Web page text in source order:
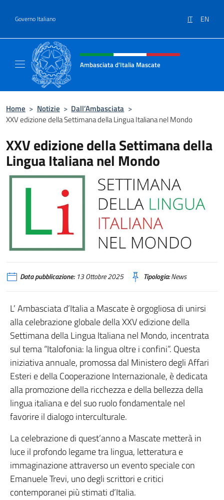
Governo Italiano IT EN
Intestazione sito, social e menù
Ambasciata d'Italia Mascate
Home > Notizie > Dall’Ambasciata >
XXV edizione della Settimana della Lingua Italiana nel Mondo
XXV edizione della Settimana della
Lingua Italiana nel Mondo
Data pubblicazione:13 Ottobre 2025 Tipologia:News
L’ Ambasciata d’Italia a Mascate è orgogliosa di unirsi
alla celebrazione globale della XXV edizione della
Settimana della Lingua Italiana nel Mondo, incentrata
sul tema “Italofonia: la lingua oltre i confini”. Questa
iniziativa annuale, promossa dal Ministero degli Affari
Esteri e della Cooperazione Internazionale, è dedicata
alla promozione della ricchezza e della bellezza della
lingua italiana e del suo ruolo fondamentale nel
favorire il dialogo interculturale.
La celebrazione di quest’anno a Mascate metterà in
luce il profondo legame tra lingua, letteratura e
immaginazione attraverso un evento speciale con
Emanuele Trevi, uno degli scrittori e critici
contemporanei più stimati d’Italia.